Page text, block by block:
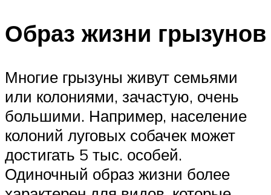
Образ жизни грызунов
Многие грызуны живут семьями
или колониями, зачастую, очень
большими. Например, население
колоний луговых собачек может
достигать 5 тыс. особей.
Одиночный образ жизни более